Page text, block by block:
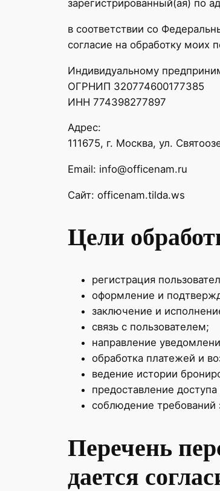
зарегистрированный(ая) по
в соответствии со
согласие на обработку моих
Индивидуальному
ОГРНИП 320774600177385
ИНН 774398277897
Адрес:
111675, г. Москва, ул.
Email: info@officenam.ru
Сайт: officenam.tilda.ws
Цели
регистрация
оформление и
заключение и
связь с пользователем;
направление
обработка платежей и
ведение истории
предоставление
соблюдение требований
Перечень
дается